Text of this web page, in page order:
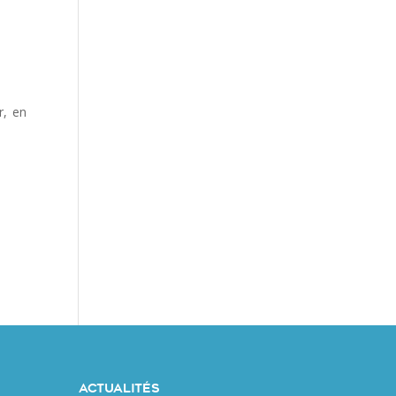
en
Actualités